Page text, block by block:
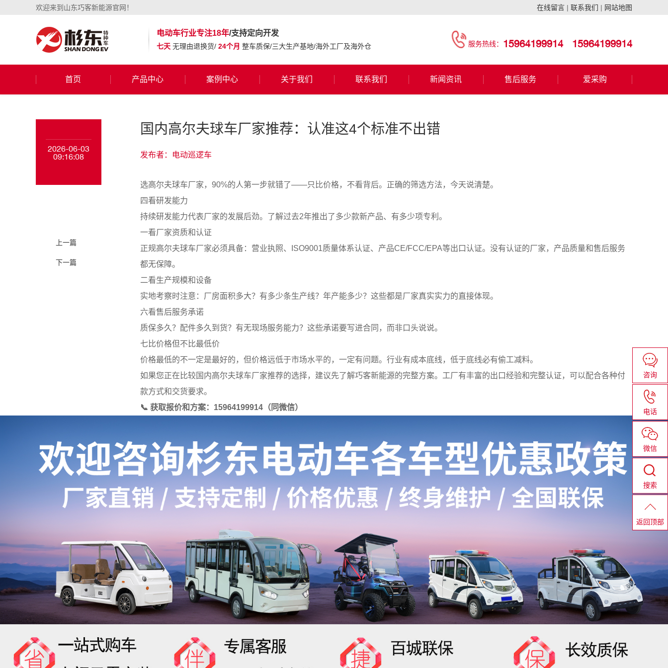
欢迎来到山东巧客新能源官网！ 在线留言 | 联系我们 | 网站地图
电动车行业专注18年/支持定向开发
七天 无理由退换货/ 24个月 整车质保/三大生产基地/海外工厂及海外仓 服务热线： 15964199914 15964199914
首页 产品中心 案例中心 关于我们 联系我们 新闻资讯 售后服务 爱采购
2026-06-03
09:16:08
上一篇
下一篇
国内高尔夫球车厂家推荐：认准这4个标准不出错
发布者：电动巡逻车
选高尔夫球车厂家，90%的人第一步就错了——只比价格，不看背后。正确的筛选方法，今天说清楚。
四看研发能力
持续研发能力代表厂家的发展后劲。了解过去2年推出了多少款新产品、有多少项专利。
一看厂家资质和认证
正规高尔夫球车厂家必须具备：营业执照、ISO9001质量体系认证、产品CE/FCC/EPA等出口认证。没有认证的厂家，产品质量和售后服务
都无保障。
二看生产规模和设备
实地考察时注意：厂房面积多大？有多少条生产线？年产能多少？这些都是厂家真实实力的直接体现。
六看售后服务承诺
质保多久？配件多久到货？有无现场服务能力？这些承诺要写进合同，而非口头说说。
七比价格但不比最低价
价格最低的不一定是最好的，但价格远低于市场水平的，一定有问题。行业有成本底线，低于底线必有偷工减料。
如果您正在比较国内高尔夫球车厂家推荐的选择，建议先了解巧客新能源的完整方案。工厂有丰富的出口经验和完整认证，可以配合各种付
款方式和交货要求。
📞 获取报价和方案：15964199914（同微信）
咨询
电话
微信
搜索
返回顶部